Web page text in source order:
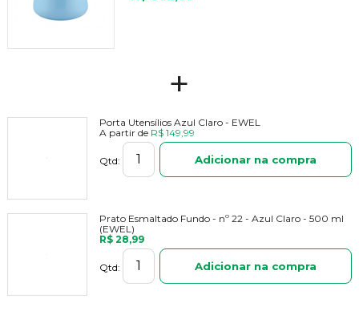
+
Porta Utensílios Azul Claro - EWEL
A partir de R$ 149,99
Qtd: Adicionar na compra
Prato Esmaltado Fundo - nº 22 - Azul Claro - 500 ml
(EWEL)
R$ 28,99
Qtd: Adicionar na compra